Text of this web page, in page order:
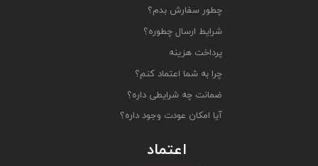
چطور سفارش بدم؟
شرایط ارسال چطوره؟
پرداخت هزینه
چرا به شما اعتماد کنم؟
ضمانت چه شرایطی داره؟
آیا امکان عودت وجود داره؟
اعتماد